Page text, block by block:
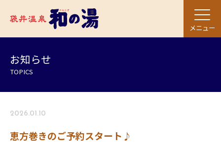
メニュー
お知らせ
TOPICS
2026.01.10
恵方巻きのご予約スタート♪